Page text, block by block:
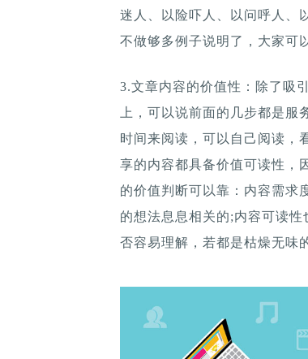
迷人、以险吓人、以问呼人、
不做够多例子说明了，大家可
3.文章内容的价值性：除了吸
上，可以说前面的几步都是
时间来阅读，可以自己阅读，
享的内容都具备价值可读性，
的价值判断可以靠：内容需求
的想法息息相关的;内容可读
否容易理解，若都是枯燥无味